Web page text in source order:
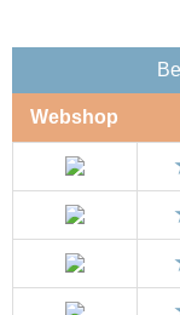
Webshop